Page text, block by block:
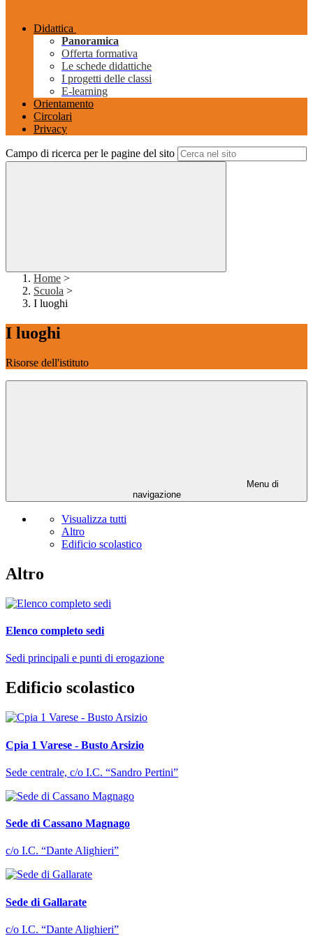
Didattica
Panoramica
Offerta formativa
Le schede didattiche
I progetti delle classi
E-learning
Orientamento
Circolari
Privacy
Campo di ricerca per le pagine del sito
Home >
Scuola >
I luoghi
I luoghi
Risorse dell'istituto
Menu di
navigazione
Visualizza tutti
Altro
Edificio scolastico
Altro
Elenco completo sedi
Sedi principali e punti di erogazione
Edificio scolastico
Cpia 1 Varese - Busto Arsizio
Sede centrale, c/o I.C. “Sandro Pertini”
Sede di Cassano Magnago
c/o I.C. “Dante Alighieri”
Sede di Gallarate
c/o I.C. “Dante Alighieri”